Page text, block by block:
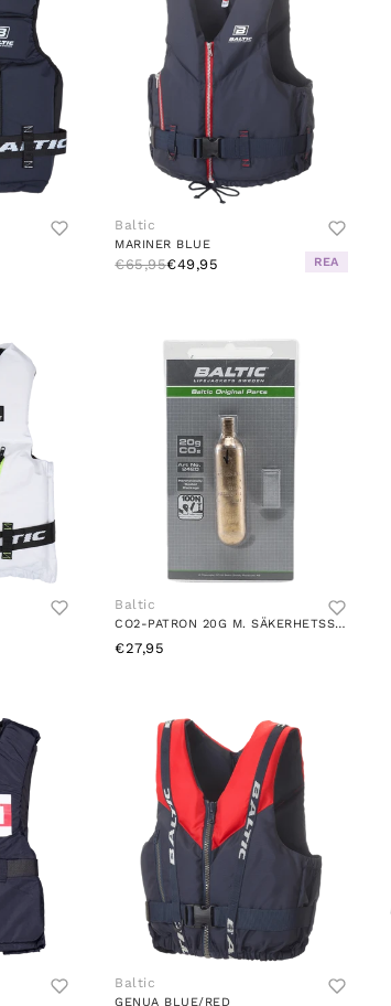
Baltic
MARINER BLUE
€65,95€49,95 REA
Baltic
CO2-PATRON 20G M. SÄKERHETSSTIFT BLACK
€27,95
Baltic
GENUA BLUE/RED